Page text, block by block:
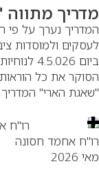
מתווה
נערך על פי
ביום
את כל
הארי" המדריך
אחמד חסונה
2026